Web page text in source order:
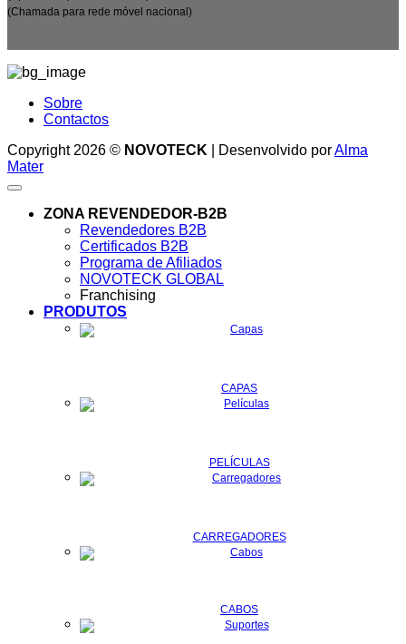
(Chamada para rede móvel nacional)
Sobre
Contactos
Copyright 2026 © NOVOTECK | Desenvolvido porAlma
Mater
ZONA REVENDEDOR-B2B
Revendedores B2B
Certificados B2B
Programa de Afiliados
NOVOTECK GLOBAL
Franchising
PRODUTOS
CAPAS
PELÍCULAS
CARREGADORES
CABOS